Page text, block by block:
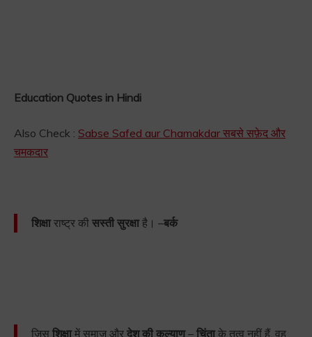
Education Quotes in Hindi
Also Check : Sabse Safed aur Chamakdar सबसे सफ़ेद और
चमकदार
शिक्षाराष्ट्र की सस्ती सुरक्षाहै। –बर्क
जिस शिक्षामें समाज और देश की कल्याण– चिंताके तत्व नहीं हैं, वह